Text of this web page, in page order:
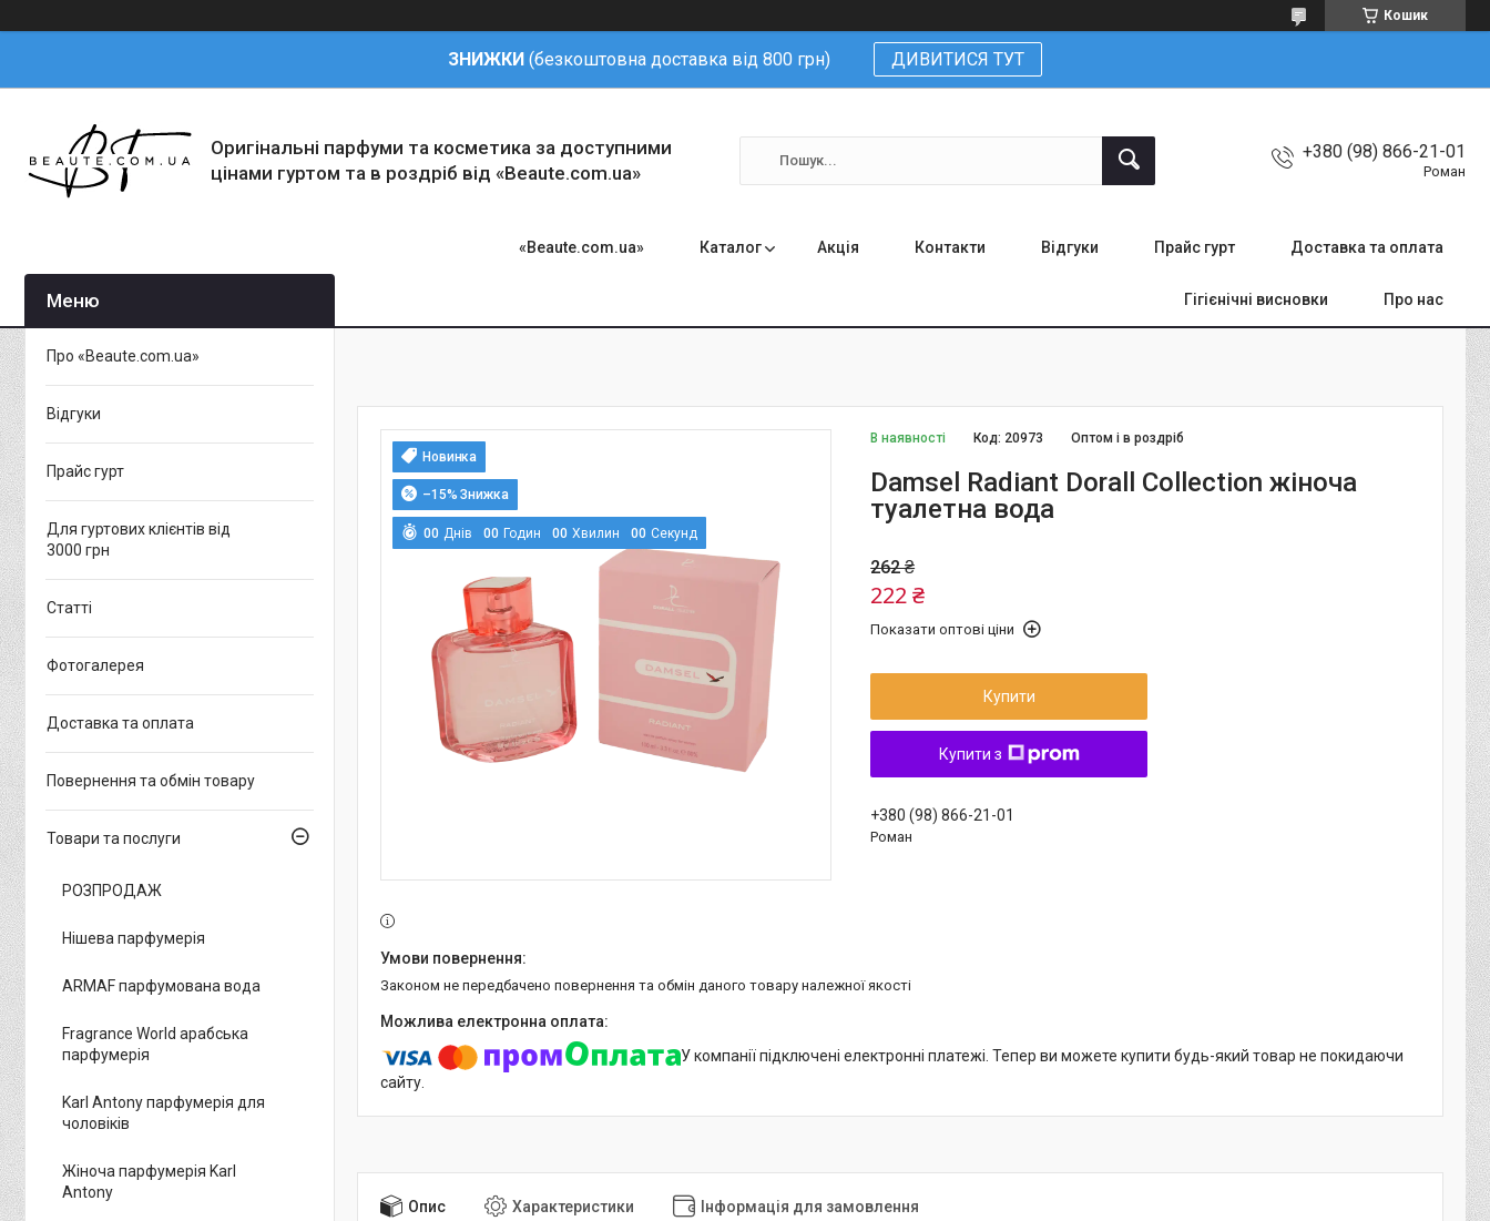
Кошик
ЗНИЖКИ (безкоштовна доставка від 800 грн) ДИВИТИСЯ ТУТ
Оригінальні парфуми та косметика за доступними
цінами гуртом та в роздріб від «Beaute.com.ua»
+380 (98) 866-21-01
Роман
«Beaute.com.ua» Каталог Акція Контакти Відгуки Прайс гурт Доставка та оплата
Гігієнічні висновки Про нас
Новинка
–15%
00 Днів 00 Годин 00 Хвилин 00 Секунд
В наявності Оптом і в роздріб
Код: 20973
Damsel Radiant Dorall Collection жіноча
туалетна вода
262 ₴
222 ₴
Показати оптові ціни
Купити
Купити з
+380 (98) 866-21-01
Роман
Законом не передбачено повернення та обмін даного товару належної якості
У компанії підключені електронні платежі. Тепер ви можете купити будь-який товар не покидаючи
сайту.
Опис Характеристики Інформація для замовлення
Про «Beaute.com.ua»
Відгуки
Прайс гурт
Для гуртових клієнтів від
3000 грн
Статті
Фотогалерея
Доставка та оплата
Повернення та обмін товару
Товари та послуги
РОЗПРОДАЖ
Нішева парфумерія
ARMAF парфумована вода
Fragrance World арабська
парфумерія
Karl Antony парфумерія для
чоловіків
Жіноча парфумерія Karl
Antony